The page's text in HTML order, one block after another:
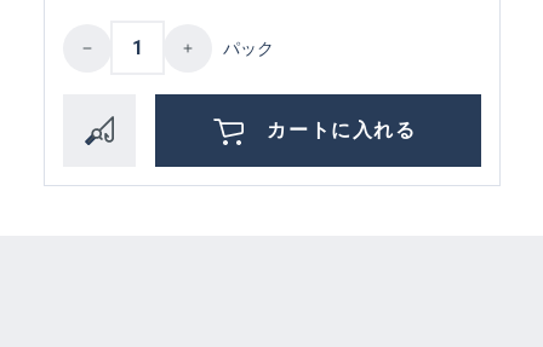
Product Quantity: Enter the desired
パック
カートに入れる